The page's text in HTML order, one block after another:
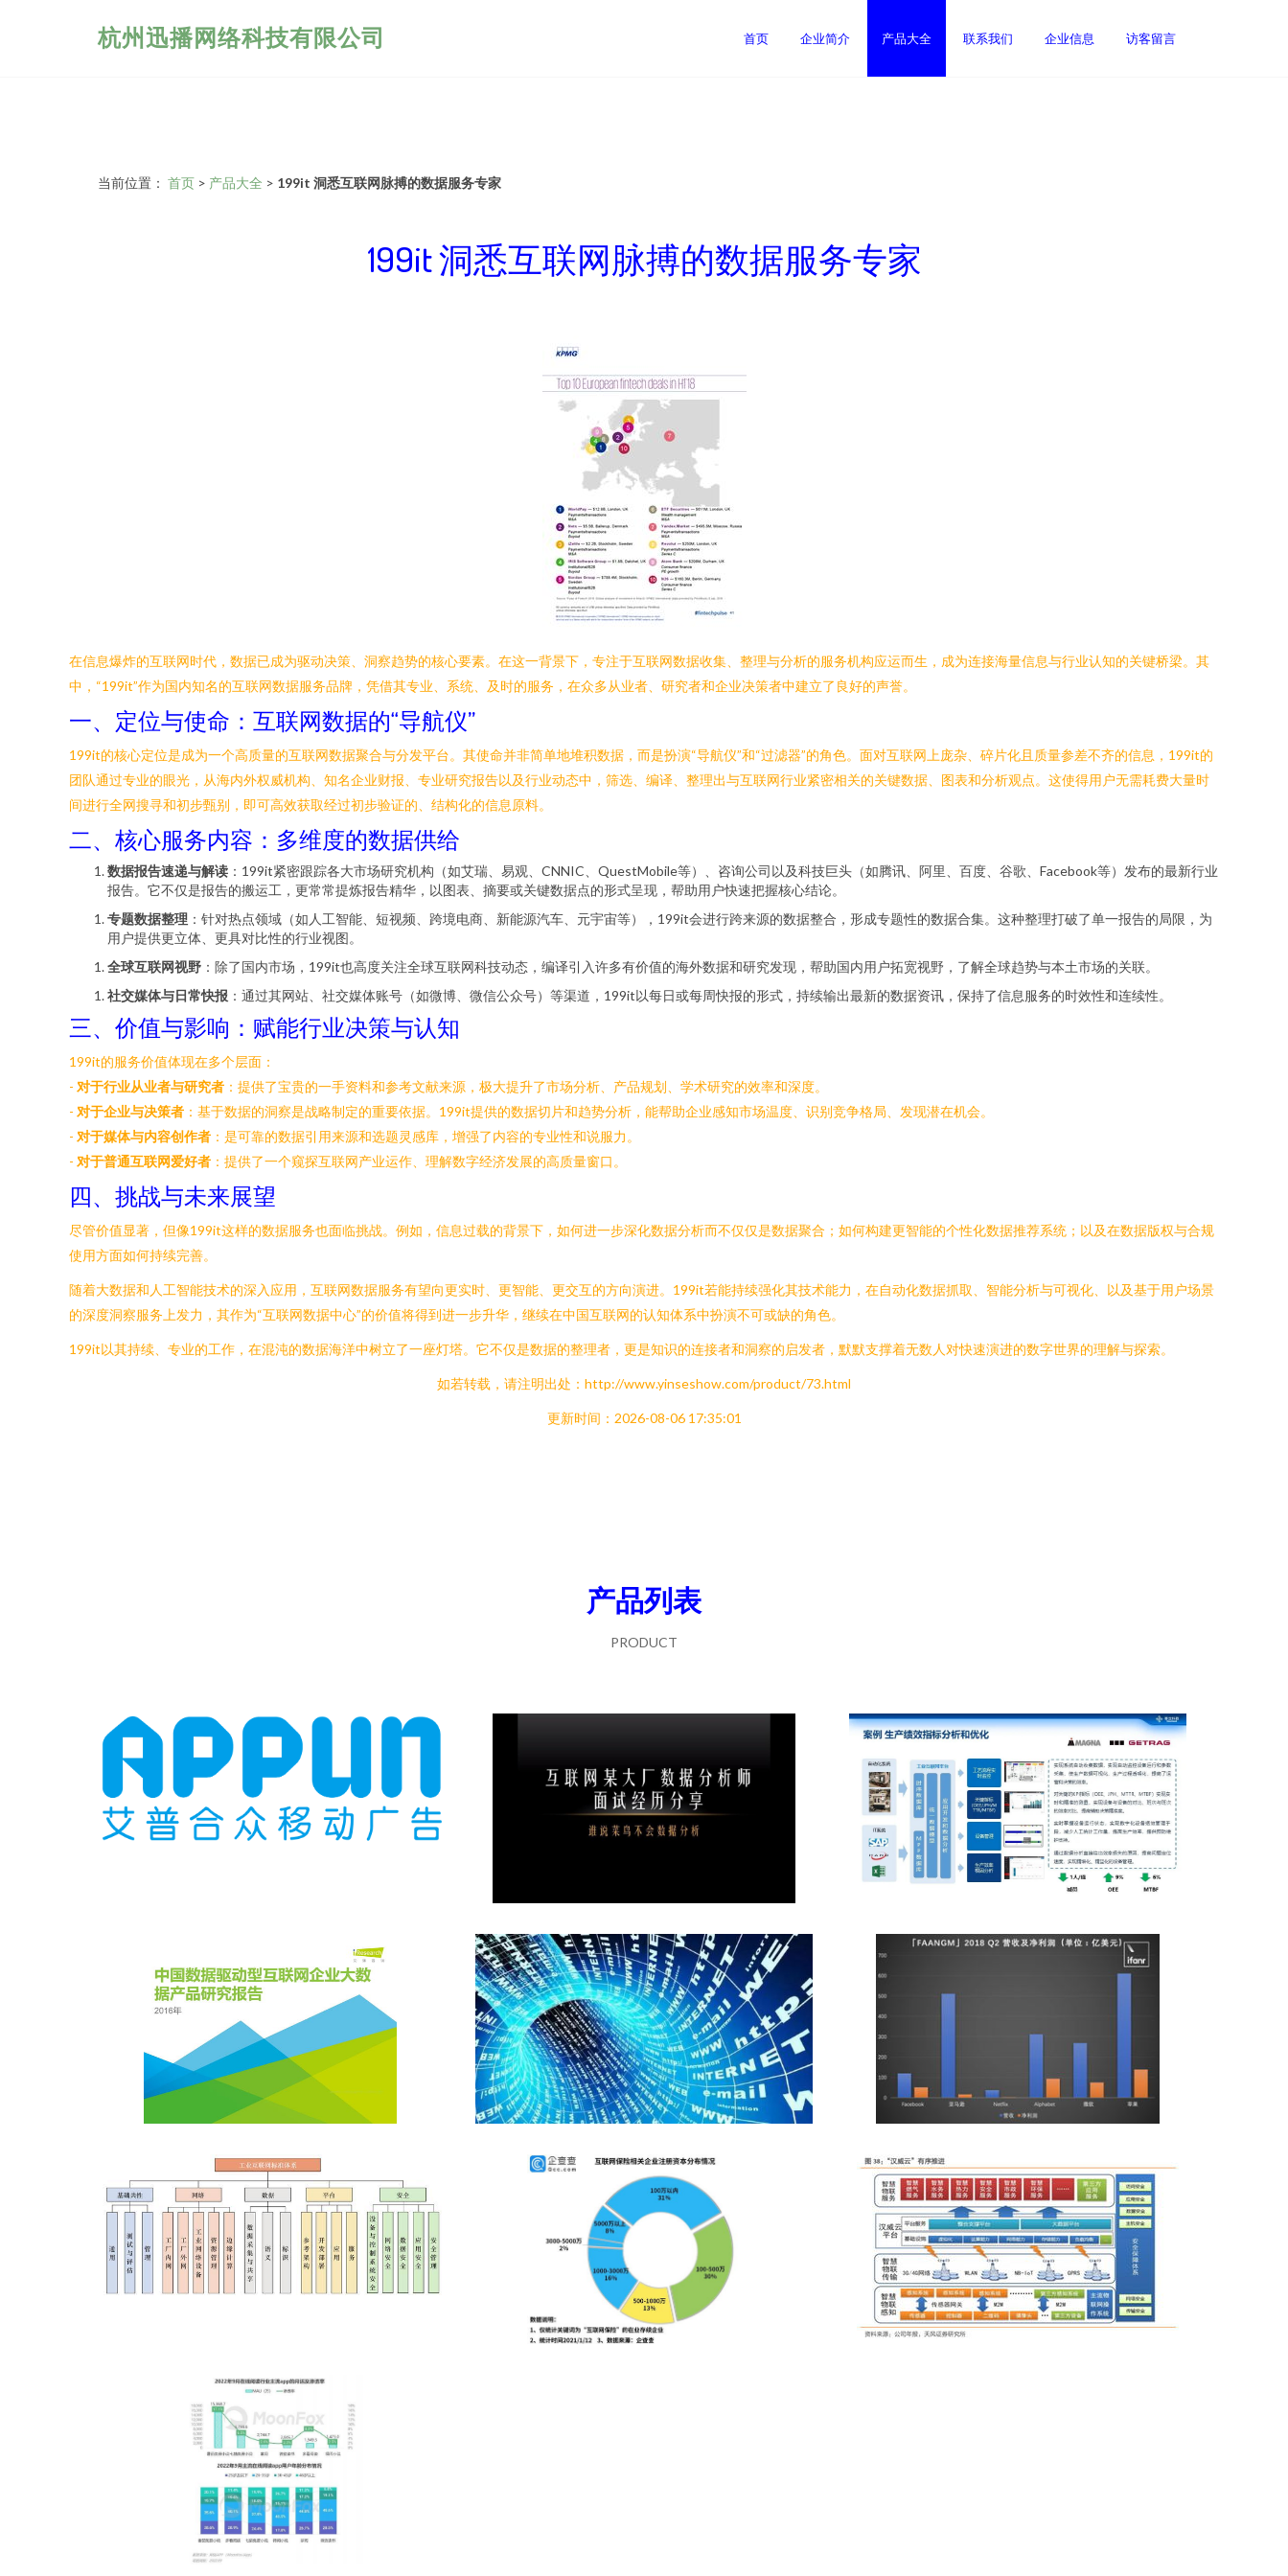
杭州迅播网络科技有限公司 首页 企业简介 产品大全 联系我们 企业信息 访客留言
当前位置： 首页 > 产品大全 > 199it 洞悉互联网脉搏的数据服务专家
199it 洞悉互联网脉搏的数据服务专家
在信息爆炸的互联网时代，数据已成为驱动决策、洞察趋势的核心要素。在这一背景下，专注于互联网数据收集、整理与分析的服务机构应运而生，成为连接海量信息与行业认知的关键桥梁。其
中，“199it”作为国内知名的互联网数据服务品牌，凭借其专业、系统、及时的服务，在众多从业者、研究者和企业决策者中建立了良好的声誉。
一、定位与使命：互联网数据的“导航仪”
199it的核心定位是成为一个高质量的互联网数据聚合与分发平台。其使命并非简单地堆积数据，而是扮演“导航仪”和“过滤器”的角色。面对互联网上庞杂、碎片化且质量参差不齐的信息，199it的
团队通过专业的眼光，从海内外权威机构、知名企业财报、专业研究报告以及行业动态中，筛选、编译、整理出与互联网行业紧密相关的关键数据、图表和分析观点。这使得用户无需耗费大量时
间进行全网搜寻和初步甄别，即可高效获取经过初步验证的、结构化的信息原料。
二、核心服务内容：多维度的数据供给
数据报告速递与解读 ：199it紧密跟踪各大市场研究机构（如艾瑞、易观、CNNIC、QuestMobile等）、咨询公司以及科技巨头（如腾讯、阿里、百度、谷歌、Facebook等）发布的最新行业
报告。它不仅是报告的搬运工，更常常提炼报告精华，以图表、摘要或关键数据点的形式呈现，帮助用户快速把握核心结论。
专题数据整理 ：针对热点领域（如人工智能、短视频、跨境电商、新能源汽车、元宇宙等），199it会进行跨来源的数据整合，形成专题性的数据合集。这种整理打破了单一报告的局限，为
用户提供更立体、更具对比性的行业视图。
全球互联网视野 ：除了国内市场，199it也高度关注全球互联网科技动态，编译引入许多有价值的海外数据和研究发现，帮助国内用户拓宽视野，了解全球趋势与本土市场的关联。
社交媒体与日常快报 ：通过其网站、社交媒体账号（如微博、微信公众号）等渠道，199it以每日或每周快报的形式，持续输出最新的数据资讯，保持了信息服务的时效性和连续性。
三、价值与影响：赋能行业决策与认知
199it的服务价值体现在多个层面：
- 对于行业从业者与研究者 ：提供了宝贵的一手资料和参考文献来源，极大提升了市场分析、产品规划、学术研究的效率和深度。
- 对于企业与决策者 ：基于数据的洞察是战略制定的重要依据。199it提供的数据切片和趋势分析，能帮助企业感知市场温度、识别竞争格局、发现潜在机会。
- 对于媒体与内容创作者 ：是可靠的数据引用来源和选题灵感库，增强了内容的专业性和说服力。
- 对于普通互联网爱好者 ：提供了一个窥探互联网产业运作、理解数字经济发展的高质量窗口。
四、挑战与未来展望
尽管价值显著，但像199it这样的数据服务也面临挑战。例如，信息过载的背景下，如何进一步深化数据分析而不仅仅是数据聚合；如何构建更智能的个性化数据推荐系统；以及在数据版权与合规
使用方面如何持续完善。
随着大数据和人工智能技术的深入应用，互联网数据服务有望向更实时、更智能、更交互的方向演进。199it若能持续强化其技术能力，在自动化数据抓取、智能分析与可视化、以及基于用户场景
的深度洞察服务上发力，其作为“互联网数据中心”的价值将得到进一步升华，继续在中国互联网的认知体系中扮演不可或缺的角色。
199it以其持续、专业的工作，在混沌的数据海洋中树立了一座灯塔。它不仅是数据的整理者，更是知识的连接者和洞察的启发者，默默支撑着无数人对快速演进的数字世界的理解与探索。
如若转载，请注明出处：http://www.yinseshow.com/product/73.html
更新时间：2026-08-06 17:35:01
产品列表
PRODUCT